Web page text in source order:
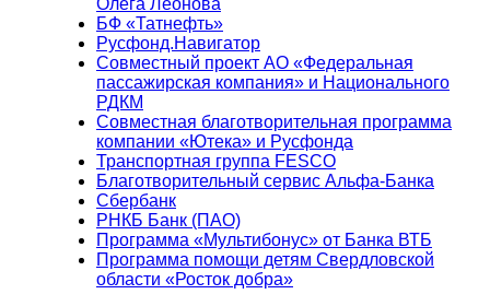
Олега Леонова
БФ «Татнефть»
Русфонд.Навигатор
Совместный проект АО «Федеральная
пассажирская компания» и Национального
РДКМ
Совместная благотворительная программа
компании «Ютека» и Русфонда
Транспортная группа FESCO
Благотворительный сервис Альфа-Банка
Сбербанк
РНКБ Банк (ПАО)
Программа «Мультибонус» от Банка ВТБ
Программа помощи детям Свердловской
области «Росток добра»